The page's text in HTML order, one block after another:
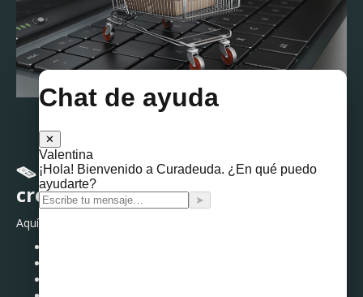
Carrito de compras para el Buen Fin 2025
🪤 4. Ojo con las trampas de
crédito más comunes en Buen Fin
Aquí algunas señales de alerta: